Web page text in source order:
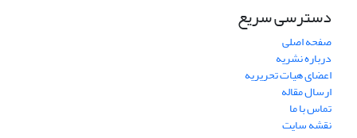
دسترسی سریع
صفحه اصلی
درباره نشریه
اعضای هیات تحریریه
ارسال مقاله
تماس با ما
نقشه سایت